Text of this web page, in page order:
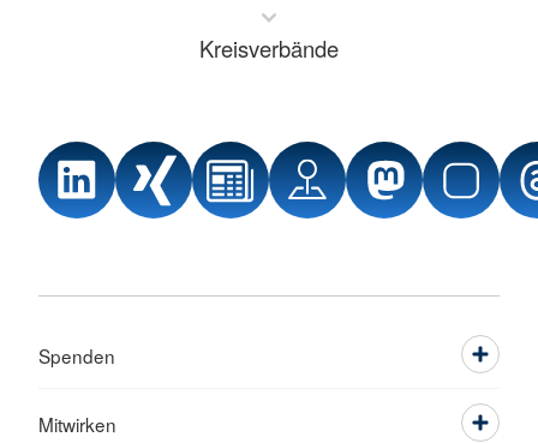
Kreisverbände
Spenden
Mitwirken